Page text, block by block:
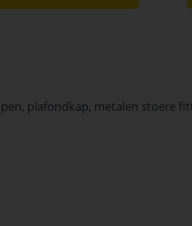
plafondkap, metalen stoere